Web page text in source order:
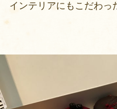
インテリアにもこだわっ